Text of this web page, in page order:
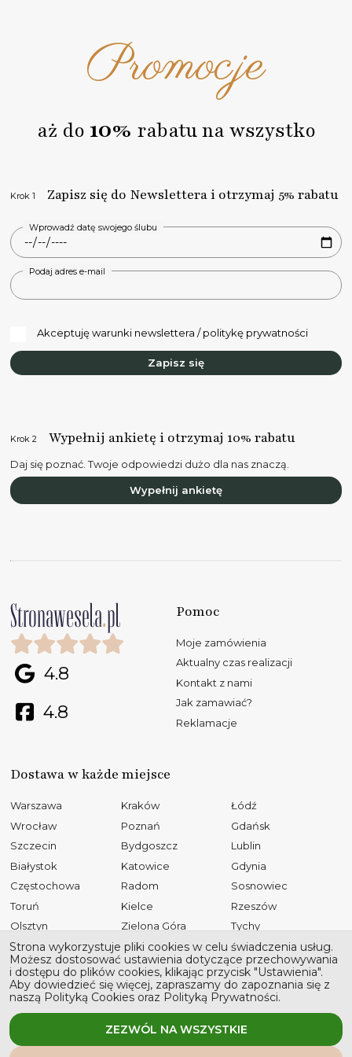
4. Gotowy projekt graficzny otrzymasz od nas do
akceptacji. Możesz złościć poprawki lub go
zaakceptować.
5. Dopiero po Twojej akceptacji zaczynamy produkcję
zaproszenia. Teraz już nic nie możesz zmienić w swoim
6. Wysyłka Twojego zamówienia.
poczty email.
Promocje
aż do 10% rabatu na wszystko
Krok 1 Zapisz się do Newslettera i otrzymaj 5% rabatu
Wprowadź datę swojego ślubu
Podaj adres e-mail
Akceptuję warunki newslettera / politykę prywatności
Zapisz się
Krok 2 Wypełnij ankietę i otrzymaj 10% rabatu
Daj się poznać. Twoje odpowiedzi dużo dla nas znaczą.
Wypełnij ankietę
4.8
4.8
Pomoc
Moje zamówienia
Aktualny czas realizacji
Kontakt z nami
Jak zamawiać?
Reklamacje
Dostawa w każde miejsce
Warszawa Kraków
Łódź
Wrocław
Poznań
Gdańsk
Szczecin
Bydgoszcz
Lublin
Białystok
Katowice
Gdynia
Częstochowa
Radom
Sosnowiec
Toruń
Kielce
Rzeszów
Olsztyn
Zielona Góra
Tychy
Opole
Gliwice
Płock
Bielsko-Biała
Elbląg
Ruda Śląska
Rybnik
Tarnów
Kalisz
Koszalin
Słupsk
Strona wykorzystuje pliki cookies w celu świadczenia usług.
Możesz dostosować ustawienia dotyczące przechowywania
i dostępu do plików cookies, klikając przycisk "Ustawienia".
Aby dowiedzieć się więcej, zapraszamy do zapoznania się z
naszą Polityką Cookies oraz Polityką Prywatności.
ZEZWÓL NA WSZYSTKIE